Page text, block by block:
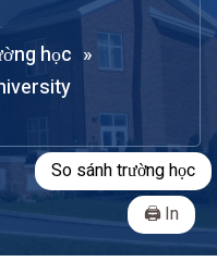
học »
So sánh trường học
In